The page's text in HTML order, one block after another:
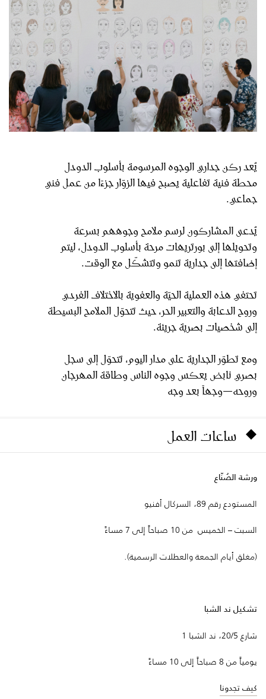
يُعد ركن جداري الوجوه المرسومة بأسلوب الدودل
محطة فنية تفاعلية يصبح فيها الزوّار جزءًا من عمل فني
جماعي.
يُدعى المشاركون لرسم ملامح وجوههم بسرعة
وتحويلها إلى بورتريهات مرحة بأسلوب الدودل، ليتم
إضافتها إلى جدارية تنمو وتتشكّل مع الوقت.
تحتفي هذه العملية الحيّة والعفوية بالاختلاف الفردي
وروح الدعابة والتعبير الحر، حيث تتحوّل الملامح البسيطة
إلى شخصيات بصرية جريئة.
ومع تطوّر الجدارية على مدار اليوم، تتحوّل إلى سجل
بصري نابض يعكس وجوه الناس وطاقة المهرجان
وروحه—وجهاً بعد وجه
ساعات العمل
ورشة الصُنّاع
المستودع رقم 89، السركال أفنيو
السبت – الخميس من 10 صباحاً إلى 7 مساءً
(مغلق أيام الجمعة والعطلات الرسمية).
تشكيل ند الشبا
شارع 20/5، ند الشبا 1
يومياً من 8 صباحاً إلى 10 مساءً
كيف تجدونا